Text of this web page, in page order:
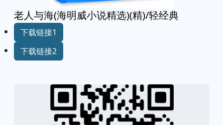
老人与海(海明威小说精选)(精)/轻经典
下载链接1
下载链接2